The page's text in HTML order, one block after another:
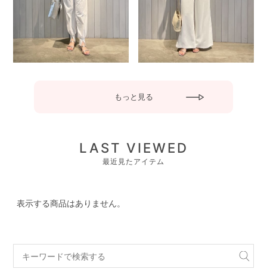
もっと見る
LAST VIEWED
最近見たアイテム
表示する商品はありません。